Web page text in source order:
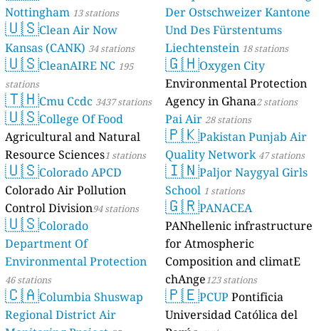
Nottingham 13 stations
🇺🇸Clean Air Now
Kansas (CANK) 34 stations
🇺🇸CleanAIRE NC 195
stations
🇹🇭Cmu Ccdc 3437 stations
🇺🇸College Of Food
Agricultural and Natural
Resource Sciences1 stations
🇺🇸Colorado APCD
Colorado Air Pollution
Control Division94 stations
🇺🇸Colorado
Department Of
Environmental Protection
46 stations
🇨🇦Columbia Shuswap
Regional District Air
Der Ostschweizer Kantone
Und Des Fürstentums
Liechtenstein 18 stations
🇬🇭Oxygen City
Environmental Protection
Agency in Ghana2 stations
Pai Air 28 stations
🇵🇰Pakistan Punjab Air
Quality Network 47 stations
🇮🇳Paljor Naygyal Girls
School 1 stations
🇬🇷PANACEA
PANhellenic infrastructure
for Atmospheric
Composition and climatE
chAnge123 stations
🇵🇪PCUP Pontificia
Universidad Católica del